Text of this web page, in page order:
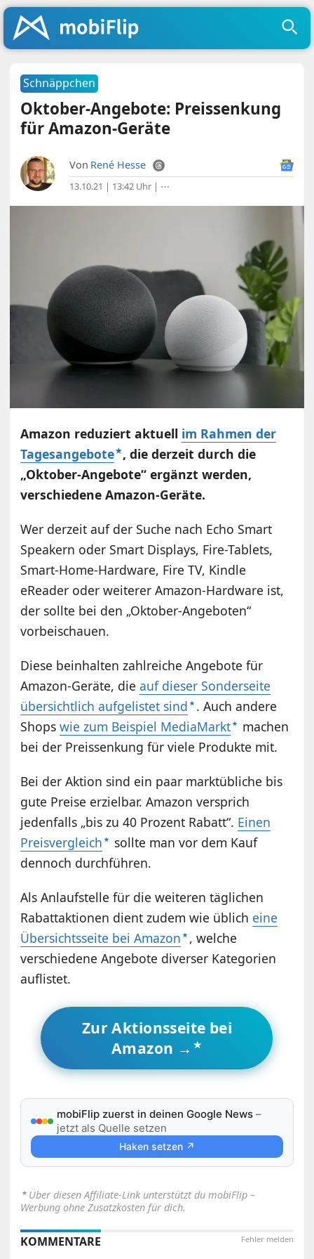
Schnäppchen
Oktober-Angebote: Preissenkung
für Amazon-Geräte
Von René Hesse
13.10.21 | 13:42 Uhr | ⋯
Amazon reduziert aktuell im Rahmen der
Tagesangebote , die derzeit durch die
„Oktober-Angebote“ ergänzt werden,
verschiedene Amazon-Geräte.
Wer derzeit auf der Suche nach Echo Smart
Speakern oder Smart Displays, Fire-Tablets,
Smart-Home-Hardware, Fire TV, Kindle
eReader oder weiterer Amazon-Hardware ist,
der sollte bei den „Oktober-Angeboten“
vorbeischauen.
Diese beinhalten zahlreiche Angebote für
Amazon-Geräte, dieauf dieser Sonderseite
übersichtlich aufgelistet sind . Auch andere
Shopswie zum Beispiel MediaMarkt
machen
bei der Preissenkung für viele Produkte mit.
Bei der Aktion sind ein paar marktübliche bis
gute Preise erzielbar. Amazon versprich
jedenfalls „bis zu 40 Prozent Rabatt“. Einen
Preisvergleich
sollte man vor dem Kauf
dennoch durchführen.
Als Anlaufstelle für die weiteren täglichen
Rabattaktionen dient zudem wie üblich eine
Übersichtsseite bei Amazon , welche
verschiedene Angebote diverser Kategorien
auflistet.
Zur Aktionsseite bei
Amazon →
mobiFlip zuerst in deinen Google News –
jetzt als Quelle setzen
Haken setzen ↗
⋆ Über diesen Affiliate-Link unterstützt du mobiFlip –
Werbung ohne Zusatzkosten für dich.
Fehler melden
KOMMENTARE